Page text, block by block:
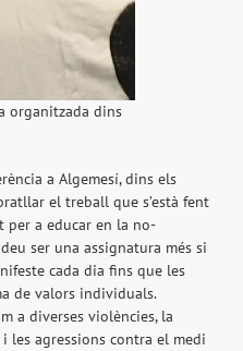
organitzada dins
a Algemesí, dins els
el treball que s’està fent
per a educar en la no-
ser una assignatura més si
cada dia fins que les
de valors individuals.
a diverses violències, la
i les agressions contra el medi